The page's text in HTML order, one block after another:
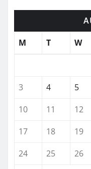
M
T W
3
4 5
10
11 12
17
18 19
24
25 26